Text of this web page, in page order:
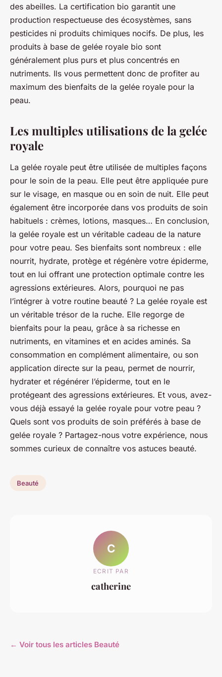
des abeilles. La certification bio garantit une
production respectueuse des écosystèmes, sans
pesticides ni produits chimiques nocifs. De plus, les
produits à base de gelée royale bio sont
généralement plus purs et plus concentrés en
nutriments. Ils vous permettent donc de profiter au
maximum des bienfaits de la gelée royale pour la
peau.
Les multiples utilisations de la gelée
royale
La gelée royale peut être utilisée de multiples façons
pour le soin de la peau. Elle peut être appliquée pure
sur le visage, en masque ou en soin de nuit. Elle peut
également être incorporée dans vos produits de soin
habituels : crèmes, lotions, masques… En conclusion,
la gelée royale est un véritable cadeau de la nature
pour votre peau. Ses bienfaits sont nombreux : elle
nourrit, hydrate, protège et régénère votre épiderme,
tout en lui offrant une protection optimale contre les
agressions extérieures. Alors, pourquoi ne pas
l’intégrer à votre routine beauté ? La gelée royale est
un véritable trésor de la ruche. Elle regorge de
bienfaits pour la peau, grâce à sa richesse en
nutriments, en vitamines et en acides aminés. Sa
consommation en complément alimentaire, ou son
application directe sur la peau, permet de nourrir,
hydrater et régénérer l’épiderme, tout en le
protégeant des agressions extérieures. Et vous, avez-
vous déjà essayé la gelée royale pour votre peau ?
Quels sont vos produits de soin préférés à base de
gelée royale ? Partagez-nous votre expérience, nous
sommes curieux de connaître vos astuces beauté.
Beauté
C
ECRIT PAR
catherine
← Voir tous les articles Beauté